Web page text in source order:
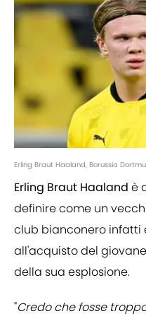
Erling Braut Haaland, Borussia
Erling Braut Haaland è
definire come un
club bianconero infatti
all'acquisto del
della sua esplosione.
"Credo che fosse